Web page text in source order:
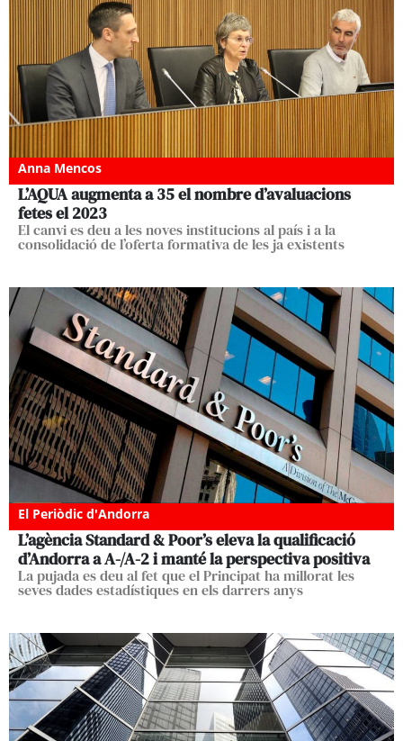
Anna Mencos
L’AQUA augmenta a 35 el nombre d’avaluacions
fetes el 2023
El canvi es deu a les noves institucions al país i a la
consolidació de l’oferta formativa de les ja existents
El Periòdic d'Andorra
L’agència Standard & Poor’s eleva la qualificació
d’Andorra a A-/A-2 i manté la perspectiva positiva
La pujada es deu al fet que el Principat ha millorat les
seves dades estadístiques en els darrers anys